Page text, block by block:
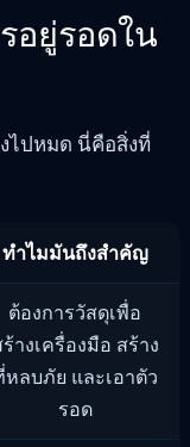
อยู่รอดใน
ไปหมด นี่คือสิ่งที่
ทำไมมันถึงสำคัญ
ต้องการวัสดุเพื่อ
างเครื่องมือ สร้าง
หลบภัย และเอาตัว
รอด